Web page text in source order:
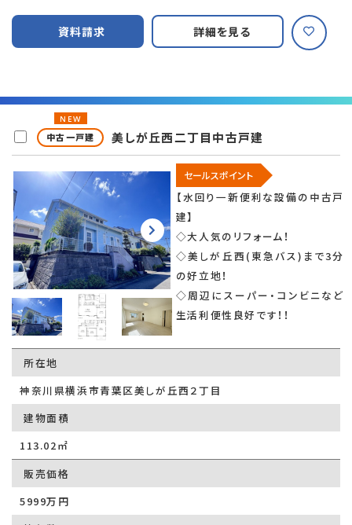
資料請求 詳細を見る
NEW
中古一戸建 美しが丘西二丁目中古戸建
セールスポイント
【水回り一新便利な設備の中古戸
建】
◇大人気のリフォーム！
◇美しが丘西(東急バス)まで3分
の好立地！
◇周辺にスーパー・コンビニなど
生活利便性良好です！！
所在地
神奈川県横浜市青葉区美しが丘西２丁目
建物面積
113.02㎡
販売価格
5999万円